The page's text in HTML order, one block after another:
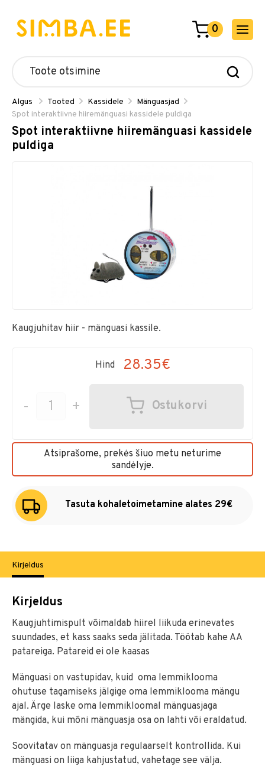
0
Algus Tooted Kassidele
Mänguasjad
Spot interaktiivne hiiremänguasi kassidele puldiga
Spot interaktiivne hiiremänguasi kassidele
puldiga
Kaugjuhitav hiir - mänguasi kassile.
Hind 28.35€
- + Ostukorvi
Atsiprašome, prekės šiuo metu neturime
sandėlyje.
Tasuta kohaletoimetamine alates 29€
Kirjeldus
Kirjeldus
Kaugjuhtimispult võimaldab hiirel liikuda erinevates
suundades, et kass saaks seda jälitada. Töötab kahe AA
patareiga. Patareid ei ole kaasas
Mänguasi on vastupidav, kuid oma lemmiklooma
ohutuse tagamiseks jälgige oma lemmiklooma mängu
ajal. Ärge laske oma lemmikloomal mänguasjaga
mängida, kui mõni mänguasja osa on lahti või eraldatud.
Soovitatav on mänguasja regulaarselt kontrollida. Kui
mänguasi on liiga kahjustatud, vahetage see välja.